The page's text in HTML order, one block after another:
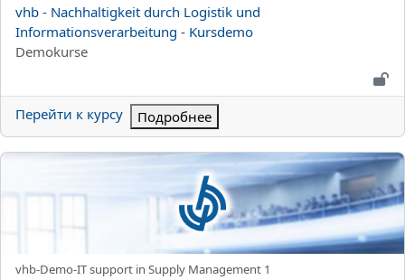
Название курса
vhb - Nachhaltigkeit durch Logistik und
Informationsverarbeitung - Kursdemo
Категория курса
Demokurse
Перейти к курсу Подробнее
vhb - Demo - IT support in Supply Management (Part I):
Краткое название курса
vhb-Demo-IT support in Supply Management 1